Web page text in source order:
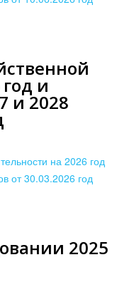
и
и 2028
на 2026 год
от 30.03.2026 год
2025